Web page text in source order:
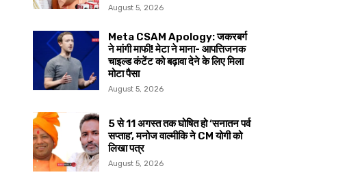
August 5, 2026
Meta CSAM Apology: जकरबर्ग
ने मांगी माफी! मेटा ने माना- आपत्तिजनक
चाइल्ड कंटेंट को बढ़ावा देने के लिए मिला
मोटा पैसा
August 5, 2026
5 से 11 अगस्त तक घोषित हो ‘सनातन पर्व
सप्ताह’, मनोज वाल्मीकि ने CM योगी को
लिखा पत्र
August 5, 2026